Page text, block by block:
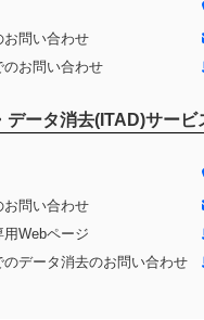
お問い合わせ
のお問い合わせ
データ消去(ITAD)サービ
お問い合わせ
用Webページ
のデータ消去のお問い合わせ